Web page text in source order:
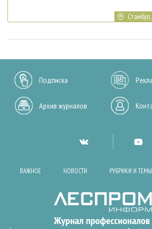
Подписка
Архив журналов
ВАЖНОЕ НОВОСТИ РУБРИКИ И ТЕМЫ